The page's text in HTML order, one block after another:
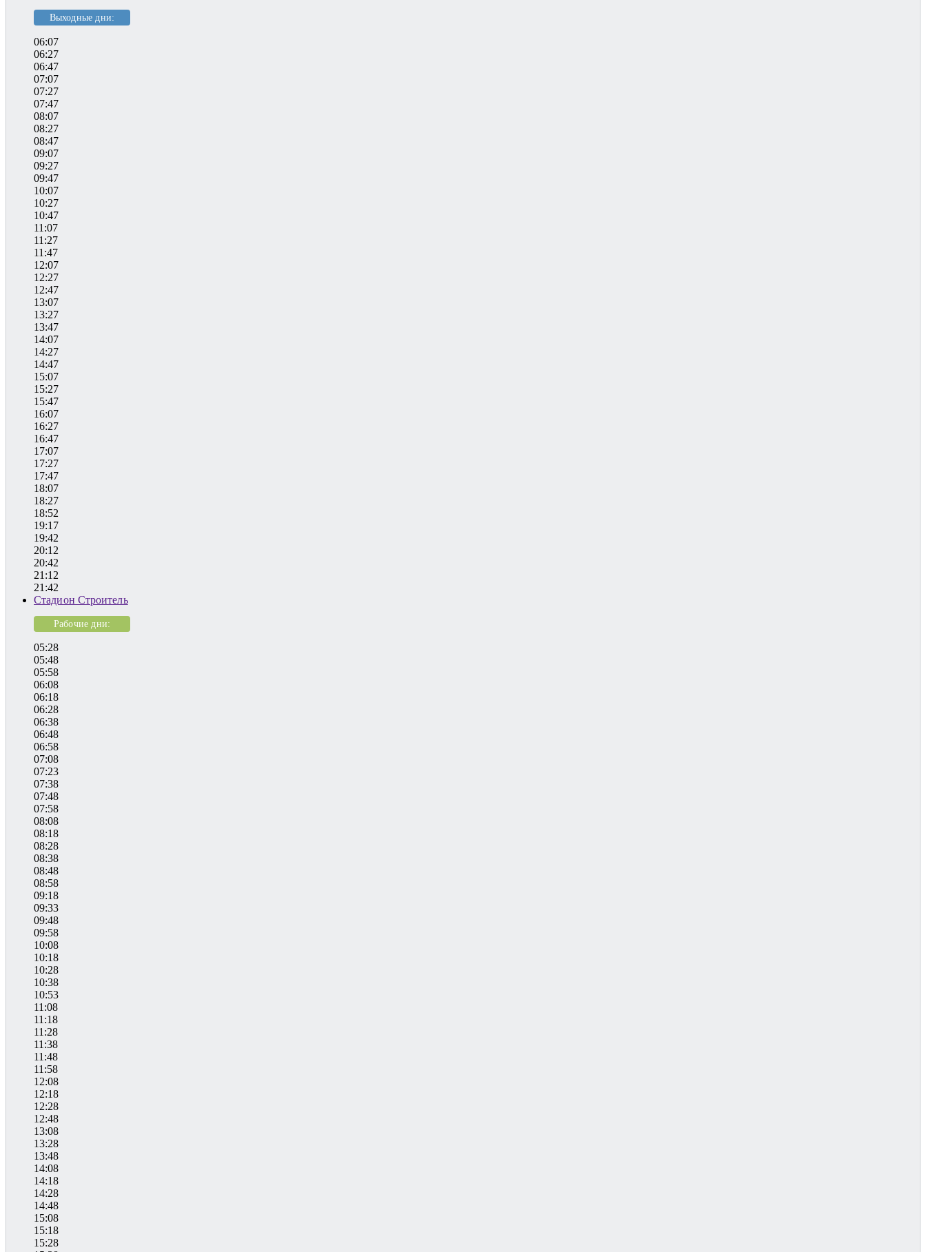
Выходные дни:
06:07
06:27
06:47
07:07
07:27
07:47
08:07
08:27
08:47
09:07
09:27
09:47
10:07
10:27
10:47
11:07
11:27
11:47
12:07
12:27
12:47
13:07
13:27
13:47
14:07
14:27
14:47
15:07
15:27
15:47
16:07
16:27
16:47
17:07
17:27
17:47
18:07
18:27
18:52
19:17
19:42
20:12
20:42
21:12
21:42
Стадион Строитель
Рабочие дни:
05:28
05:48
05:58
06:08
06:18
06:28
06:38
06:48
06:58
07:08
07:23
07:38
07:48
07:58
08:08
08:18
08:28
08:38
08:48
08:58
09:18
09:33
09:48
09:58
10:08
10:18
10:28
10:38
10:53
11:08
11:18
11:28
11:38
11:48
11:58
12:08
12:18
12:28
12:48
13:08
13:28
13:48
14:08
14:18
14:28
14:48
15:08
15:18
15:28